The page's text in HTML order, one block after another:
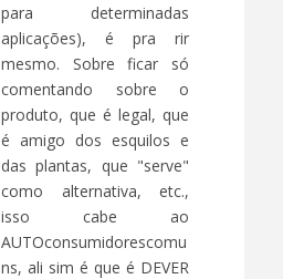
para determinadas
aplicações), é pra rir
mesmo. Sobre ficar só
comentando sobre o
produto, que é legal, que
é amigo dos esquilos e
das plantas, que "serve"
como alternativa, etc.,
isso cabe ao
AUTOconsumidorescomu
ns, ali sim é que é DEVER